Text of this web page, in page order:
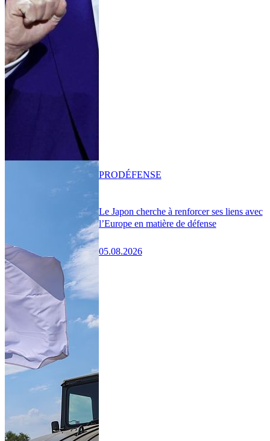
Le Japon cherche à renforcer ses liens avec
l’Europe en matière de défense
05.08.2026
PRODÉFENSE